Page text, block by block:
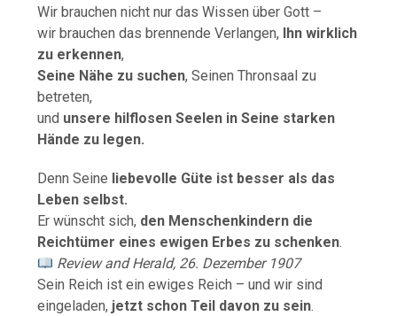
Wir brauchen nicht nur das Wissen über Gott –
wir brauchen das brennende Verlangen, Ihn wirklich
zu erkennen,
Seine Nähe zu suchen, Seinen Thronsaal zu
betreten,
und unsere hilflosen Seelen in Seine starken
Hände zu legen.
Denn Seine liebevolle Güte ist besser als das
Leben selbst.
Er wünscht sich, den Menschenkindern die
Reichtümer eines ewigen Erbes zu schenken.
Review and Herald, 26. Dezember 1907
Sein Reich ist ein ewiges Reich – und wir sind
eingeladen, jetzt schon Teil davon zu sein.